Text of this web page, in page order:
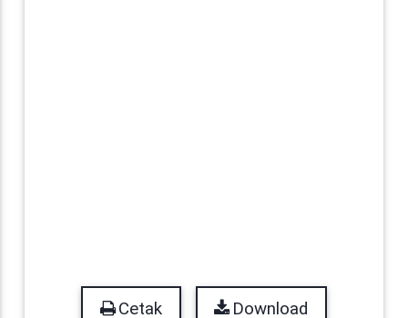
Cetak Download